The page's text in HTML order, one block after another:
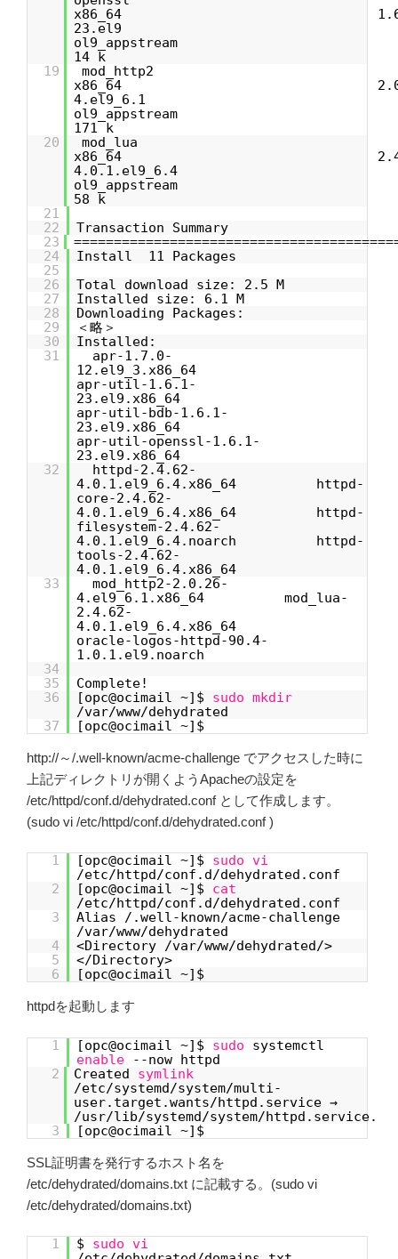
x86_64
14 k
19
x86_64
171 k
20
x86_64
58 k
21
22
Transaction Summary
23
24
Install 11 Packages
25
26
Total download size: 2.5 M
27
Installed size: 6.1 M
28
Downloading Packages:
29
＜略＞
30
Installed:
31
apr-1.7.0-
12.el9_3.x86_64
apr-util-1.6.1-
23.el9.x86_64
apr-util-bdb-1.6.1-
23.el9.x86_64
apr-util-openssl-1.6.1-
23.el9.x86_64
32
httpd-2.4.62-
4.0.1.el9_6.4.x86_64 httpd-
core-2.4.62-
4.0.1.el9_6.4.x86_64 httpd-
filesystem-2.4.62-
4.0.1.el9_6.4.noarch httpd-
tools-2.4.62-
4.0.1.el9_6.4.x86_64
33
mod_http2-2.0.26-
4.el9_6.1.x86_64 mod_lua-
2.4.62-
4.0.1.el9_6.4.x86_64
oracle-logos-httpd-90.4-
1.0.1.el9.noarch
34
35
Complete!
36
[opc@ocimail ~]$ sudo mkdir
/var/www/dehydrated
37
[opc@ocimail ~]$
http://～/.well-known/acme-challenge でアクセスした時に
上記ディレクトリが開くようApacheの設定を
/etc/httpd/conf.d/dehydrated.conf として作成します。
(sudo vi /etc/httpd/conf.d/dehydrated.conf )
1 [opc@ocimail ~]$ sudo
vi
/etc/httpd/conf.d/dehydrated.conf
2
[opc@ocimail ~]$ cat
/etc/httpd/conf.d/dehydrated.conf
3
Alias /.well-known/acme-challenge
/var/www/dehydrated
4
<Directory /var/www/dehydrated/>
5
</Directory>
6
[opc@ocimail ~]$
httpdを起動します
1 [opc@ocimail ~]$ sudo
systemctl
enable
--now httpd
2
Created symlink
/etc/systemd/system/multi-
user.target.wants/httpd.service →
/usr/lib/systemd/system/httpd.service.
3
[opc@ocimail ~]$
SSL証明書を発行するホスト名を
/etc/dehydrated/domains.txt に記載する。(sudo vi
/etc/dehydrated/domains.txt)
1 $ sudo
vi